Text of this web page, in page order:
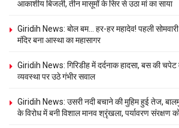
आकाशीय बिजली, तीन मासूमों के सिर से उठा मां का साया
Giridih News: बोल बम… हर-हर महादेव! पहली
मंदिर बना आस्था का महासागर
Giridih News: गिरिडीह में दर्दनाक हादसा, बस की
व्यवस्था पर उठे गंभीर सवाल
Giridih News: उसरी नदी बचाने की मुहिम हुई तेज,
के विरोध में बनी विशाल मानव श्रृंखला, पर्यावरण